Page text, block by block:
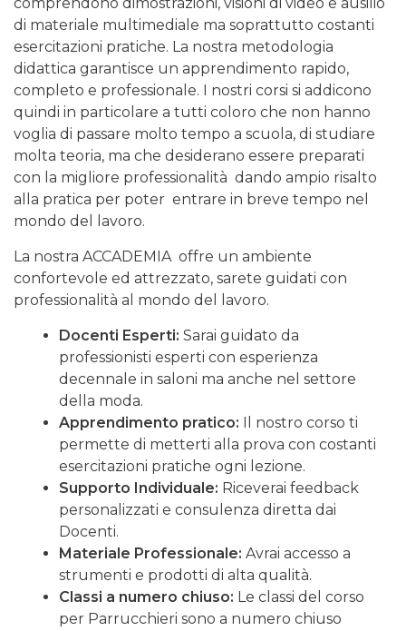
di materiale multimediale ma soprattutto costanti
esercitazioni pratiche. La nostra metodologia
didattica garantisce un apprendimento rapido,
completo e professionale. I nostri corsi si addicono
quindi in particolare a tutti coloro che non hanno
voglia di passare molto tempo a scuola, di studiare
molta teoria, ma che desiderano essere preparati
con la migliore professionalità dando ampio risalto
alla pratica per poter entrare in breve tempo nel
mondo del lavoro.
La nostra ACCADEMIA offre un ambiente
confortevole ed attrezzato, sarete guidati con
professionalità al mondo del lavoro.
Docenti Esperti: Sarai guidato da
professionisti esperti con esperienza
decennale in saloni ma anche nel settore
della moda.
Apprendimento pratico: Il nostro corso ti
permette di metterti alla prova con costanti
esercitazioni pratiche ogni lezione.
Supporto Individuale: Riceverai feedback
personalizzati e consulenza diretta dai
Docenti.
Materiale Professionale: Avrai accesso a
strumenti e prodotti di alta qualità.
Classi a numero chiuso: Le classi del corso
per Parrucchieri sono a numero chiuso